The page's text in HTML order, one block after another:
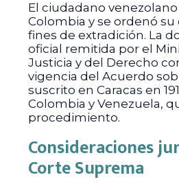
El ciudadano
Colombia y se ordenó su
fines de extradición. La
oficial remitida por el
Justicia y del Derecho
vigencia del Acuerdo
suscrito en Caracas en
Colombia y Venezuela,
procedimiento.
Consideraciones
Corte Suprema